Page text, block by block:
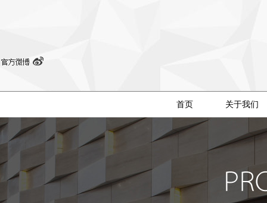
首页 关于我们